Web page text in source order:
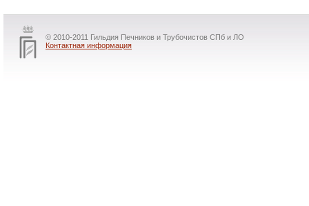
© 2010-2011 Гильдия Печников и Трубочистов СПб и ЛО
Контактная информация